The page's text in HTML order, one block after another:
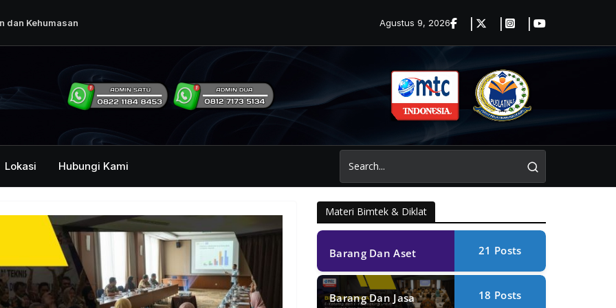
dan Kehumasan
Dan
Acara
Agustus 9, 2026
Lokasi Hubungi Kami
Materi Bimtek & Diklat
Barang Dan Aset 21 Posts
Barang Dan Jasa 18 Posts